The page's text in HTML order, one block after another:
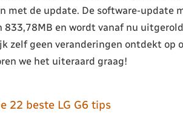
met de update. De software-update
833,78MB en wordt vanaf nu
zelf geen veranderingen ontdekt op
we het uiteraard graag!
22 beste LG G6 tips